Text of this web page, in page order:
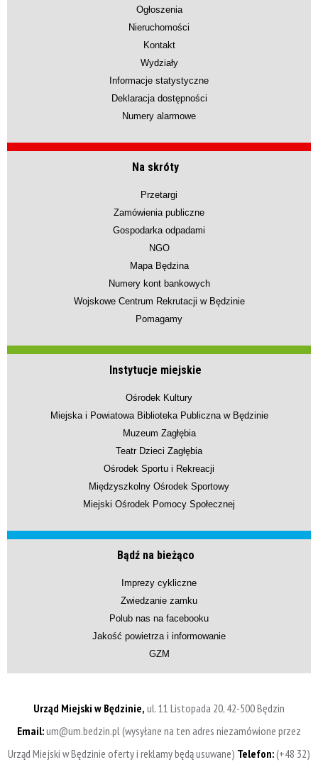
Ogłoszenia
Nieruchomości
Kontakt
Wydziały
Informacje statystyczne
Deklaracja dostępności
Numery alarmowe
Na skróty
Przetargi
Zamówienia publiczne
Gospodarka odpadami
NGO
Mapa Będzina
Numery kont bankowych
Wojskowe Centrum Rekrutacji w Będzinie
Pomagamy
Instytucje miejskie
Ośrodek Kultury
Miejska i Powiatowa Biblioteka Publiczna w Będzinie
Muzeum Zagłębia
Teatr Dzieci Zagłębia
Ośrodek Sportu i Rekreacji
Międzyszkolny Ośrodek Sportowy
Miejski Ośrodek Pomocy Społecznej
Bądź na bieżąco
Imprezy cykliczne
Zwiedzanie zamku
Polub nas na facebooku
Jakość powietrza i informowanie
GZM
Urząd Miejski w Będzinie, ul. 11 Listopada 20, 42-500 Będzin
Email:um@um.bedzin.pl (wysyłane na ten adres niezamówione przez
Urząd Miejski w Będzinie oferty i reklamy będą usuwane) Telefon:(+48 32)